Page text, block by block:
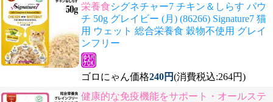
栄養食シグネチャー7 チキン＆しらす パウ
チ 50g グレイビー (月) (86266) Signature7 猫
用 ウェット 総合栄養食 穀物不使用 グレイ
ンフリー
ゴロにゃん価格240円(消費税込:264円)
健康的な免疫機能をサポート・オールステ